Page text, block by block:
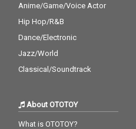
Anime/Game/Voice Actor
Hip Hop/R&B
Dance/Electronic
Jazz/World
Classical/Soundtrack
About OTOTOY
What is OTOTOY?